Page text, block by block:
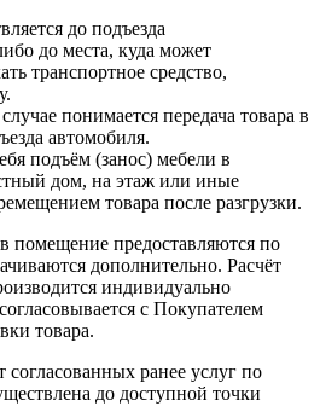
до подъезда
до места, куда может
транспортное средство,
понимается передача товара в
автомобиля.
подъём (занос) мебели в
дом, на этаж или иные
товара после разгрузки.
помещение предоставляются по
дополнительно. Расчёт
индивидуально
с Покупателем
товара.
согласованных ранее услуг по
до доступной точки